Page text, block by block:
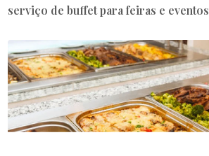
serviço de buffet para feiras e eventos